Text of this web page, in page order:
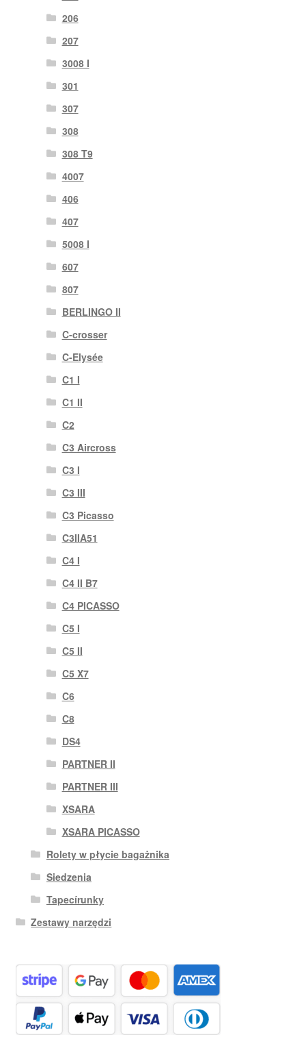
206
207
3008 I
301
307
308
308 T9
4007
406
407
5008 I
607
807
BERLINGO II
C-crosser
C-Elysée
C1 I
C1 II
C2
C3 Aircross
C3 I
C3 III
C3 Picasso
C3IIA51
C4 I
C4 II B7
C4 PICASSO
C5 I
C5 II
C5 X7
C6
C8
DS4
PARTNER II
PARTNER III
XSARA
XSARA PICASSO
Rolety w płycie bagażnika
Siedzenia
Tapecírunky
Zestawy narzędzi